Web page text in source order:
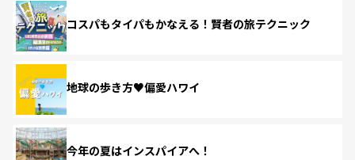
コスパもタイパもかなえる！賢者の旅テクニック
地球の歩き方♥偏愛ハワイ
今年の夏はインスパイアへ！